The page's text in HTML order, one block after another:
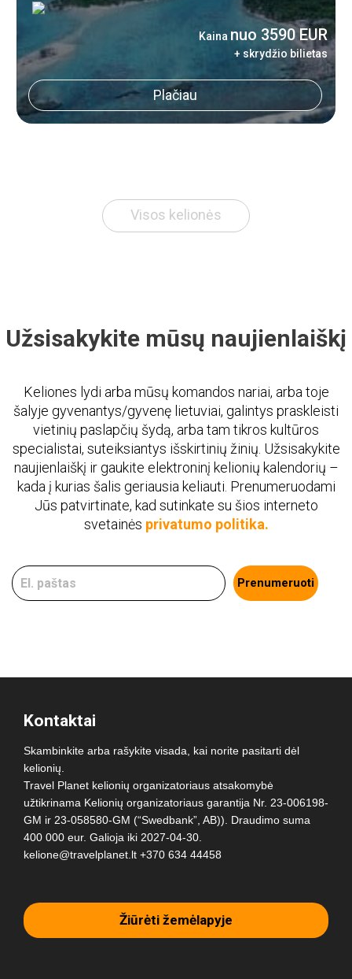
Kaina nuo 3590 EUR
+ skrydžio bilietas
Plačiau
Visos kelionės
Užsisakykite mūsų naujienlaiškį
Keliones lydi arba mūsų komandos nariai, arba toje
šalyje gyvenantys/gyvenę lietuviai, galintys praskleisti
vietinių paslapčių šydą, arba tam tikros kultūros
specialistai, suteiksiantys išskirtinių žinių. Užsisakykite
naujienlaiškį ir gaukite elektroninį kelionių kalendorių –
kada į kurias šalis geriausia keliauti. Prenumeruodami
Jūs patvirtinate, kad sutinkate su šios interneto
svetainės privatumo politika.
Prenumeruoti
Kontaktai
Skambinkite arba rašykite visada, kai norite pasitarti dėl
kelionių.
Travel Planet kelionių organizatoriaus atsakomybė
užtikrinama Kelionių organizatoriaus garantija Nr. 23-006198-
GM ir 23-058580-GM (“Swedbank”, AB)). Draudimo suma
400 000 eur. Galioja iki 2027-04-30.
kelione@travelplanet.lt +370 634 44458
Žiūrėti žemėlapyje